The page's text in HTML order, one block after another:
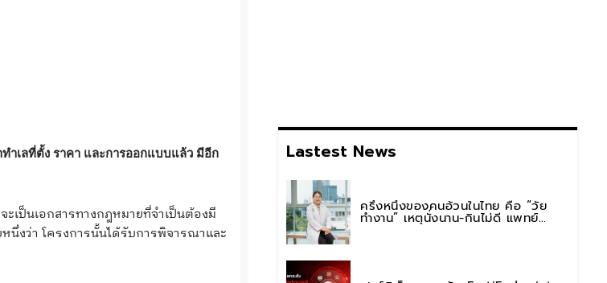
เลที่ตั้ง ราคา และการออกแบบแล้ว มีอีก
เป็นเอกสารทางกฎหมายที่จำเป็นต้องมี
นึ่งว่า โครงการนั้นได้รับการพิจารณาและ
Lastest News
ครึ่งหนึ่งของคนอ้วนในไทย คือ “วัย
ทำงาน” เหตุนั่งนาน-กินไม่ดี แพทย์
รพ.วิมุต พหลโยธิน เตือน “อย่าดูแค่เลข